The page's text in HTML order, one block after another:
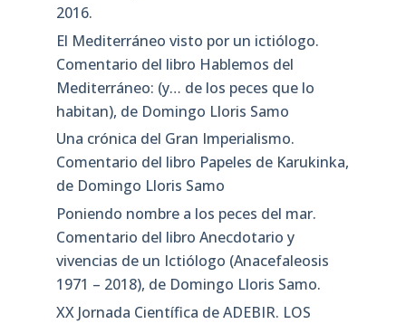
2016.
El Mediterráneo visto por un ictiólogo.
Comentario del libro Hablemos del
Mediterráneo: (y… de los peces que lo
habitan), de Domingo Lloris Samo
Una crónica del Gran Imperialismo.
Comentario del libro Papeles de Karukinka,
de Domingo Lloris Samo
Poniendo nombre a los peces del mar.
Comentario del libro Anecdotario y
vivencias de un Ictiólogo (Anacefaleosis
1971 – 2018), de Domingo Lloris Samo.
XX Jornada Científica de ADEBIR. LOS